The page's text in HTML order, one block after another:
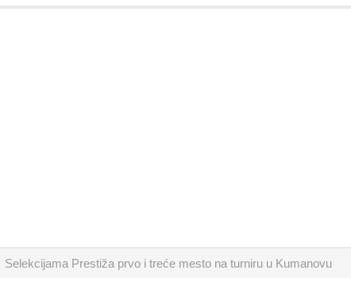
Selekcijama Prestiža prvo i treće mesto na turniru u Kumanovu